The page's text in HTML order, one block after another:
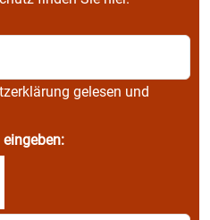
gelesen und